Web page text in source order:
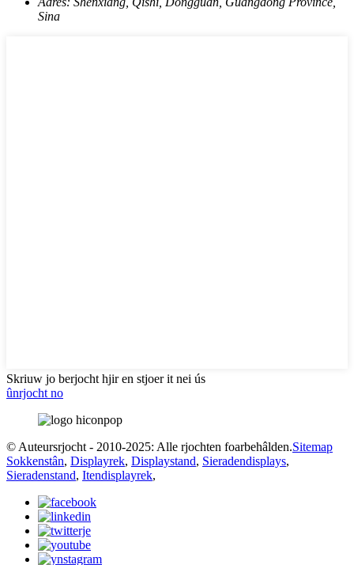
Sina
Skriuw jo berjocht hjir en stjoer it nei ús
ûnrjocht no
© Auteursrjocht - 2010-2025: Alle rjochten foarbehâlden.Sitemap
Sokkenstân, Displayrek, Displaystand, Sieradendisplays,
Sieradenstand, Itendisplayrek,